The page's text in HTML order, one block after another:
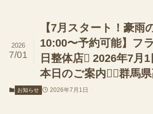
【7月スタート！豪雨
10:00〜予約可能】フ
日整体店 2026年7月1
本日のご案内（群馬県
2026
7/01
お知らせ 2026年7月1日